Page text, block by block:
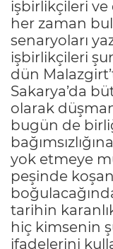
işbirlikçileri
her zaman
senaryoları
işbirlikçileri
dün
Sakarya’da
olarak
bugün de
yok etmeye
peşinde
tarihin
hiç kimsenin
ifadelerini